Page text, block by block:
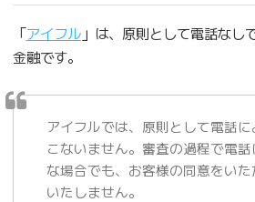
「アイフル」は、原則として電話なし
金融です。
アイフルでは、原則として電話
こないません。審査の過程で電
な場合でも、お客様の同意をい
いたしません。